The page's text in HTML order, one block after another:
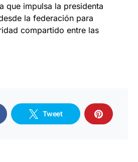
que impulsa la presidenta
la federación para
compartido entre las
Tweet